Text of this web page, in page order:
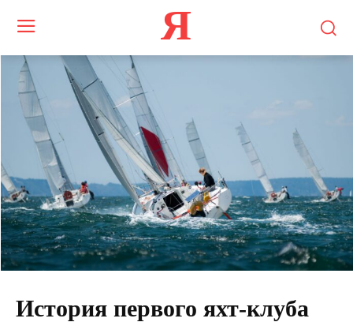
Я
История первого яхт-клуба